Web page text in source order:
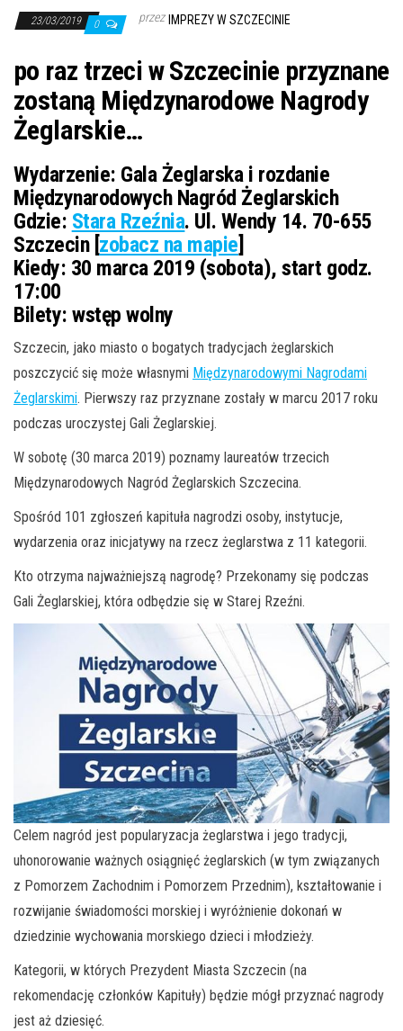
23/03/2019 0 przez IMPREZY W SZCZECINIE
po raz trzeci w Szczecinie przyznane
zostaną Międzynarodowe Nagrody
Żeglarskie…
Wydarzenie: Gala Żeglarska i rozdanie
Międzynarodowych Nagród Żeglarskich
Gdzie: Stara Rzeźnia. Ul. Wendy 14. 70-655
Szczecin [zobacz na mapie]
Kiedy: 30 marca 2019 (sobota), start godz.
17:00
Bilety: wstęp wolny
Szczecin, jako miasto o bogatych tradycjach żeglarskich
poszczycić się może własnymi Międzynarodowymi Nagrodami
Żeglarskimi. Pierwszy raz przyznane zostały w marcu 2017 roku
podczas uroczystej Gali Żeglarskiej.
W sobotę (30 marca 2019) poznamy laureatów trzecich
Międzynarodowych Nagród Żeglarskich Szczecina.
Spośród 101 zgłoszeń kapituła nagrodzi osoby, instytucje,
wydarzenia oraz inicjatywy na rzecz żeglarstwa z 11 kategorii.
Kto otrzyma najważniejszą nagrodę? Przekonamy się podczas
Gali Żeglarskiej, która odbędzie się w Starej Rzeźni.
Celem nagród jest popularyzacja żeglarstwa i jego tradycji,
uhonorowanie ważnych osiągnięć żeglarskich (w tym związanych
z Pomorzem Zachodnim i Pomorzem Przednim), kształtowanie i
rozwijanie świadomości morskiej i wyróżnienie dokonań w
dziedzinie wychowania morskiego dzieci i młodzieży.
Kategorii, w których Prezydent Miasta Szczecin (na
rekomendację członków Kapituły) będzie mógł przyznać nagrody
jest aż dziesięć.